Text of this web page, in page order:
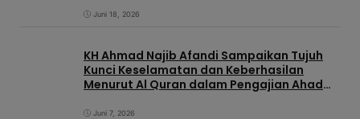
Juni 18, 2026
KH Ahmad Najib Afandi Sampaikan Tujuh
Kunci Keselamatan dan Keberhasilan
Menurut Al Quran dalam Pengajian Ahad
Juni 7, 2026